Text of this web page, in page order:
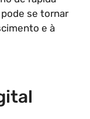
se tornar
e à